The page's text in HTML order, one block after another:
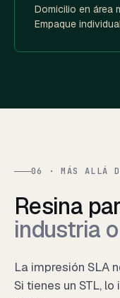
Domicilio en área
Empaque
06 · MÁS ALLÁ
Resina
industria
La impresión SLA
Si tienes un STL,